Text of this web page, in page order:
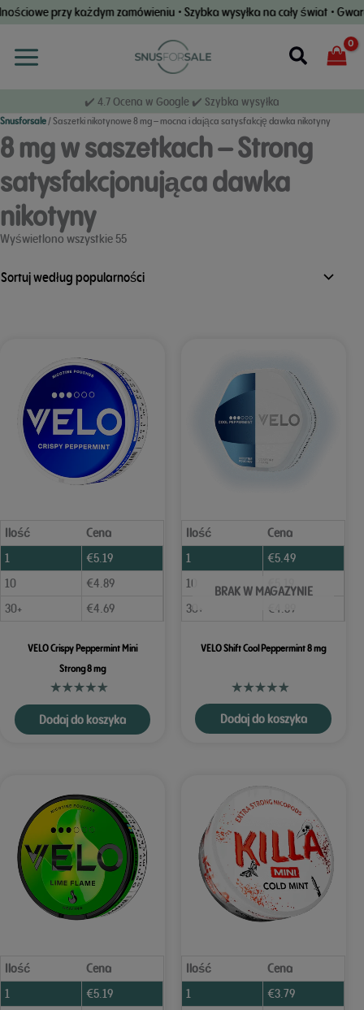
Przejdź
do
treści
zamówieniu • Szybka wysyłka na cały świat • Gwarancja
✔️ 4.7 Ocena w Google ✔️ Szybka wysyłka
Snusforsale/Saszetki nikotynowe 8 mg – mocna i dająca satysfakcję dawka nikotyny
8 mg w saszetkach – Strong
satysfakcjonująca dawka
nikotyny
Wyświetlono wszystkie 55wyników
popularności
Ilość
Cena
1
€5.19
10
€4.89
30+
€4.69
VELO Crispy Peppermint Mini
Strong 8 mg
Dodaj do koszyka
Ilość
Cena
1
€5.49
10
€5.19
30+
€4.89
BRAK W MAGAZYNIE
VELO Shift Cool Peppermint 8 mg
Dodaj do koszyka
Ilość
Cena
1
€5.19
Ilość
Cena
1
€3.79